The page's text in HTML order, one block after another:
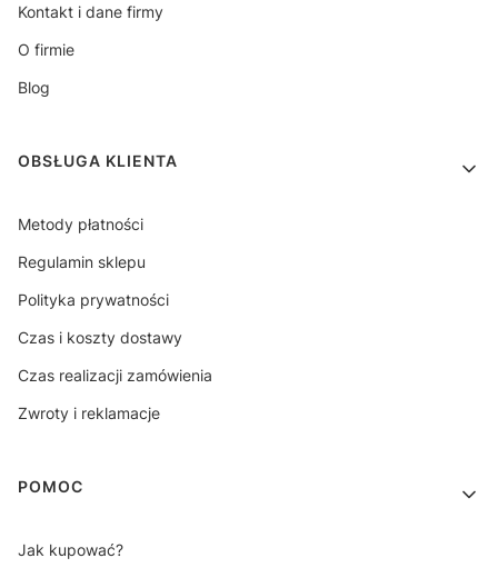
Kontakt i dane firmy
O firmie
Blog
OBSŁUGA KLIENTA
Metody płatności
Regulamin sklepu
Polityka prywatności
Czas i koszty dostawy
Czas realizacji zamówienia
Zwroty i reklamacje
POMOC
Jak kupować?